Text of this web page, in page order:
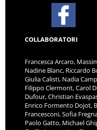
COLLABORATORI
Francesca Arcaro,
Nadine Blanc, Riccardo
Giulia Calisti, Nadia
Filippo Clermont, Carol
Dufour, Christian
Enrico Formento Dojot,
Francesconi, Sofia
Paolo Gatto, Michael